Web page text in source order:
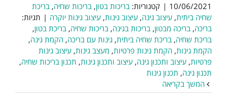
10/06/2021
| קטגוריות: בריכות בטון, בריכות שחיה, בריכת
שחיה ביתית, עיצוב גינה, עיצוב גינות, עיצוב גינות יוקרה | תגיות:
בריכה, בריכה מבטון, בריכות בגינה, בריכות שחיה, בריכת בטון,
בריכת שחיה, בריכת שחיה ביתית, גינות עם בריכה, הקמת גינה,
הקמת גינות, הקמת גינות פרטיות, מעצב גינות, עיצוב גינות
פרטיות, עיצוב ותכנון גינה, עיצוב ותכנון גינות, תכנון בריכות שחיה,
תכנון גינה, תכנון גינות
המשך בקריאה